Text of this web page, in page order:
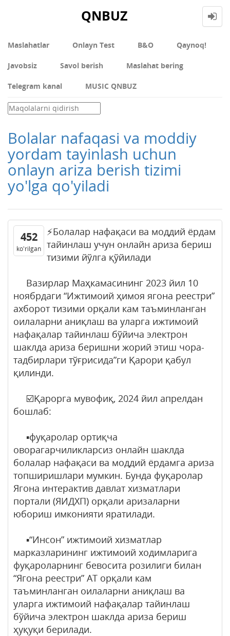
QNBUZ
Maslahatlar Onlayn Test В&О Qaynoq!
Javobsiz Savol berish Maslahat bering
Telegram kanal MUSIC QNBUZ
Bolalar nafaqasi va moddiy
yordam tayinlash uchun
onlayn ariza berish tizimi
yo'lga qo'yiladi
452
ko'rilgan
⚡️Болалар нафақаси ва моддий ёрдам
тайинлаш учун онлайн ариза бериш
тизими йўлга қўйилади
Вазирлар Маҳкамасининг 2023 йил 10
ноябрдаги “Ижтимоий ҳимоя ягона реестри”
ахборот тизими орқали кам таъминланган
оилаларни аниқлаш ва уларга ижтимоий
нафақалар тайинлаш бўйича электрон
шаклда ариза беришни жорий этиш чора-
тадбирлари тўғрисида”ги Қарори қабул
қилинди.
☑️Қарорга мувофиқ, 2024 йил апрелдан
бошлаб:
▪️фуқаролар ортиқча
оворагарчиликларсиз онлайн шаклда
болалар нафақаси ва моддий ёрдамга ариза
топширишлари мумкин. Бунда фуқаролар
Ягона интерактив давлат хизматлари
портали (ЯИДХП) орқали аризаларни
юбориш имконияти яратилади.
▪️“Инсон” ижтимоий хизматлар
марказларининг ижтимоий ходимларига
фуқароларнинг бевосита розилиги билан
“Ягона реестри” АТ орқали кам
таъминланган оилаларни аниқлаш ва
уларга ижтимоий нафақалар тайинлаш
бўйича электрон шаклда ариза бериш
ҳуқуқи берилади.